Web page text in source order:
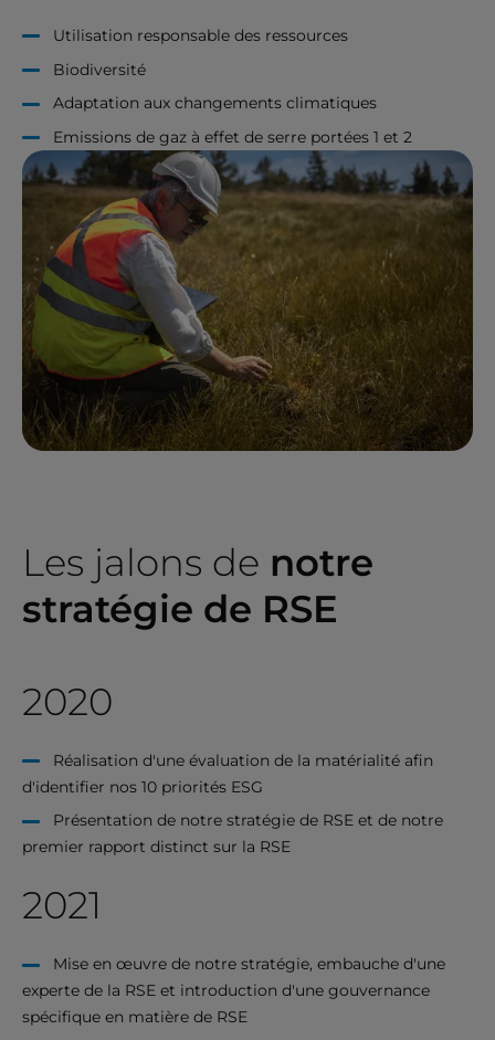
Utilisation responsable des ressources
Biodiversité
Adaptation aux changements climatiques
Emissions de gaz à effet de serre portées 1 et 2
Les jalons de notre
stratégie de RSE
2020
Réalisation d'une évaluation de la matérialité afin
d'identifier nos 10 priorités ESG
Présentation de notre stratégie de RSE et de notre
premier rapport distinct sur la RSE
2021
Mise en œuvre de notre stratégie, embauche d'une
experte de la RSE et introduction d'une gouvernance
spécifique en matière de RSE